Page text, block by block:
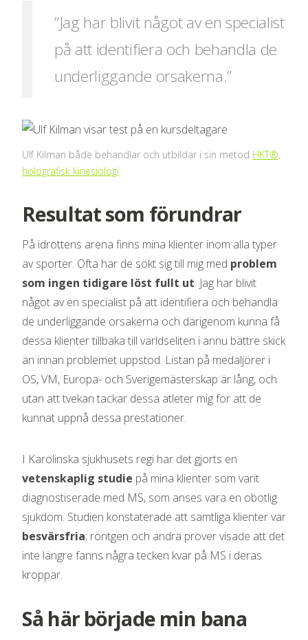
”Jag har blivit något av en specialist
på att identifiera och behandla de
underliggande orsakerna.”
Ulf Kilman både behandlar och utbildar i sin metod HKT®,
holografisk kinesiologi
Resultat som förundrar
På idrottens arena finns mina klienter inom alla typer
av sporter. Ofta har de sökt sig till mig med problem
som ingen tidigare löst fullt ut. Jag har blivit
något av en specialist på att identifiera och behandla
de underliggande orsakerna och därigenom kunna få
dessa klienter tillbaka till världseliten i ännu bättre skick
än innan problemet uppstod. Listan på medaljörer i
OS, VM, Europa- och Sverigemästerskap är lång, och
utan att tvekan tackar dessa atleter mig för att de
kunnat uppnå dessa prestationer.
I Karolinska sjukhusets regi har det gjorts en
vetenskaplig studie på mina klienter som varit
diagnostiserade med MS, som anses vara en obotlig
sjukdom. Studien konstaterade att samtliga klienter var
besvärsfria; röntgen och andra prover visade att det
inte längre fanns några tecken kvar på MS i deras
kroppar.
Så här började min bana